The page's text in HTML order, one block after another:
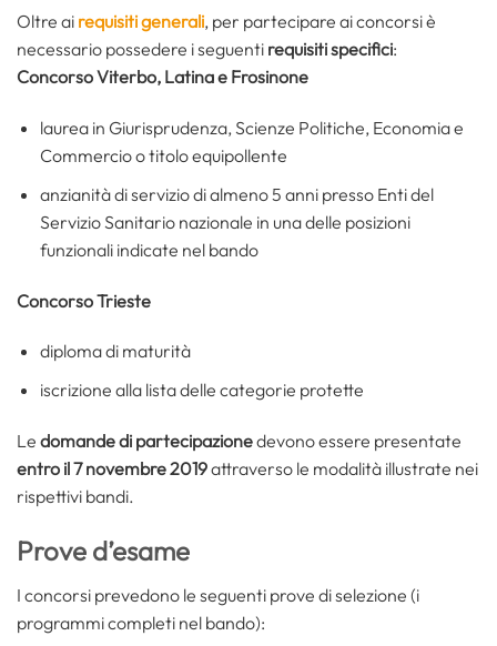
Oltre ai requisiti generali, per partecipare ai concorsi è
necessario possedere i seguenti requisiti specifici:
Concorso Viterbo, Latina e Frosinone
laurea in Giurisprudenza, Scienze Politiche, Economia e
Commercio o titolo equipollente
anzianità di servizio di almeno 5 anni presso Enti del
Servizio Sanitario nazionale in una delle posizioni
funzionali indicate nel bando
Concorso Trieste
diploma di maturità
iscrizione alla lista delle categorie protette
Le domande di partecipazionedevono essere presentate
entro il 7 novembre 2019attraverso le modalità illustrate nei
rispettivi bandi.
Prove d’esame
I concorsi prevedono le seguenti prove di selezione (i
programmi completi nel bando):